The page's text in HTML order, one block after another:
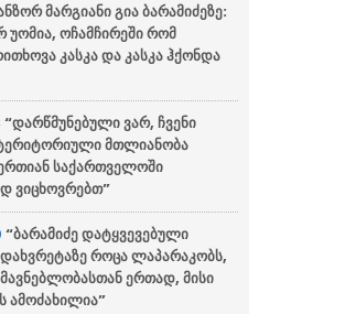
მარგიანი გია ბარამიძეზე:
უომია, ოჩამჩირეში რომ
კასკა და კასკა ჰქონდა
“დარწმუნებული ვარ, ჩვენი
მთლიანობა
საქართველოში
ვიცხოვრებთ”
“ბარამიძე დატყვევებული
დახვრეტაზე როცა ლაპარაკობს,
ერთად, მისი
ამოძახილია”